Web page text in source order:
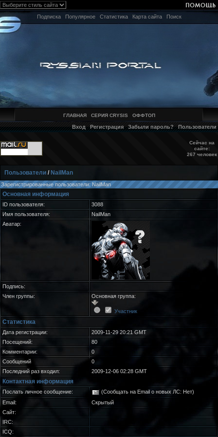
Подписка Популярное Статистика Карта сайта Поиск
ГЛАВНАЯ СЕРИЯ CRYSIS ОФФТОП
Вход Регистрация Забыли пароль? Пользователи
Сейчас на
сайте:
267 человек
Пользователи / NailMan
Зарегистрированные пользователи: NailMan
Основная информация
ID пользователя:
3088
Имя пользователя:
NailMan
Аватар:
Подпись:
Член группы:
Основная группа:
Участник
Статистика
Дата регистрации:
2009-11-29 20:21 GMT
Посещений:
80
Комментарии:
0
Сообщений
0
Последний раз входил:
2009-12-06 02:28 GMT
Контактная информация
Послать личное сообщение:
(Сообщать на Email о новых ЛС: Нет)
Email:
Скрытый
Сайт:
IRC:
ICQ: